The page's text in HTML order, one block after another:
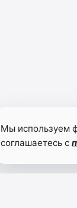
Мы используем
соглашаетесь с